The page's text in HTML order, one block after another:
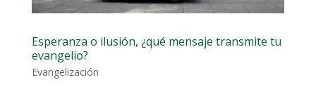
Esperanza o ilusión, ¿qué mensaje transmite tu
evangelio?
Evangelización